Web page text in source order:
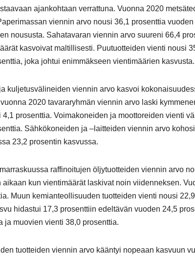
ajankohtaan verrattuna. Vuonna 2020
viennin arvo nousi 36,1 prosenttia
noususta. Sahatavaran viennin arvo suureni 66,4
kasvoivat maltillisesti. Puutuotteiden vienti nousi
joka johtui enimmäkseen vientimäärien kasvusta.
kuljetusvälineiden viennin arvo kasvoi
2020 tavararyhmän viennin arvo laski
4,1 prosenttia. Voimakoneiden ja moottoreiden vienti
Sähkökoneiden ja –laitteiden viennin arvo
23,2 prosentin kasvussa.
raffinoitujen öljytuotteiden viennin arvo
aikaan kun vientimäärät laskivat noin viidenneksen.
Muun kemianteollisuuden tuotteiden vienti nousi
hidastui 17,3 prosenttiin edeltävän vuoden 24,5
ja muovien vienti 38,0 prosenttia.
tuotteiden viennin arvo kääntyi nopeaan kasvuun